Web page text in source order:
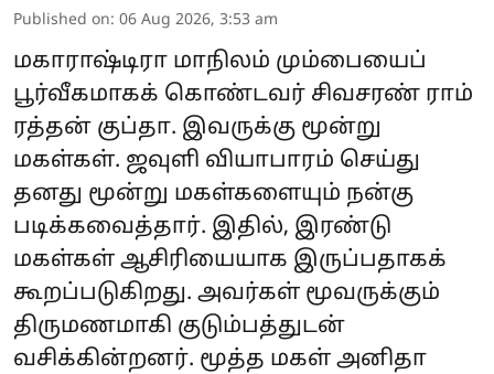
Published on: 06 Aug 2026, 3:53 am
மகாராஷ்டிரா மாநிலம் மும்பையைப்
பூர்வீகமாகக் கொண்டவர் சிவசரண் ராம்
ரத்தன் குப்தா. இவருக்கு மூன்று
மகள்கள். ஜவுளி வியாபாரம் செய்து
தனது மூன்று மகள்களையும் நன்கு
படிக்கவைத்தார். இதில், இரண்டு
மகள்கள் ஆசிரியையாக இருப்பதாகக்
கூறப்படுகிறது. அவர்கள் மூவருக்கும்
திருமணமாகி குடும்பத்துடன்
வசிக்கின்றனர். மூத்த மகள் அனிதா